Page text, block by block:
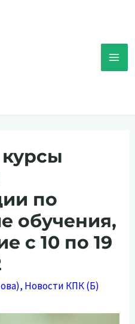
по
обучения,
с 10 по 19
, Новости КПК (Б)